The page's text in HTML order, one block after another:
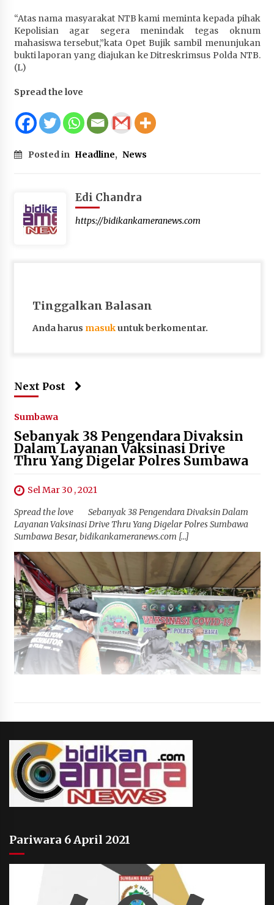
“Atas nama masyarakat NTB kami meminta kepada pihak
Kepolisian agar segera menindak tegas oknum
mahasiswa tersebut,”kata Opet Bujik sambil menunjukan
bukti laporan yang diajukan ke Ditreskrimsus Polda NTB.
(L)
Spread the love
Posted in Headline, News
Edi Chandra
https://bidikankameranews.com
Tinggalkan Balasan
Anda harus masukuntuk berkomentar.
Next Post
Sumbawa
Sebanyak 38 Pengendara Divaksin
Dalam Layanan Vaksinasi Drive
Thru Yang Digelar Polres Sumbawa
Sel Mar 30 , 2021
Spread the love Sebanyak 38 Pengendara Divaksin Dalam
Layanan Vaksinasi Drive Thru Yang Digelar Polres Sumbawa
Sumbawa Besar, bidikankameranews.com […]
Pariwara 6 April 2021